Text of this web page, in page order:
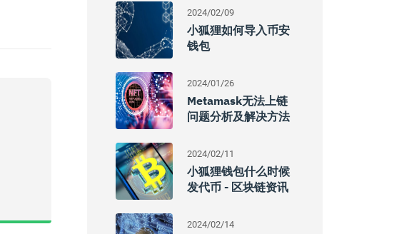
2024/02/09
小狐狸如何导入币安
钱包
2024/01/26
Metamask无法上链
问题分析及解决方法
2024/02/11
小狐狸钱包什么时候
发代币 - 区块链资讯
2024/02/14